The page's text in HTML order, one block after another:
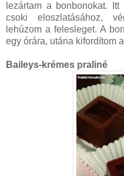
lezártam a bonbonokat.
csoki eloszlatásához,
lehúzom a felesleget. A
egy órára, utána kifordítom
Baileys-krémes praliné